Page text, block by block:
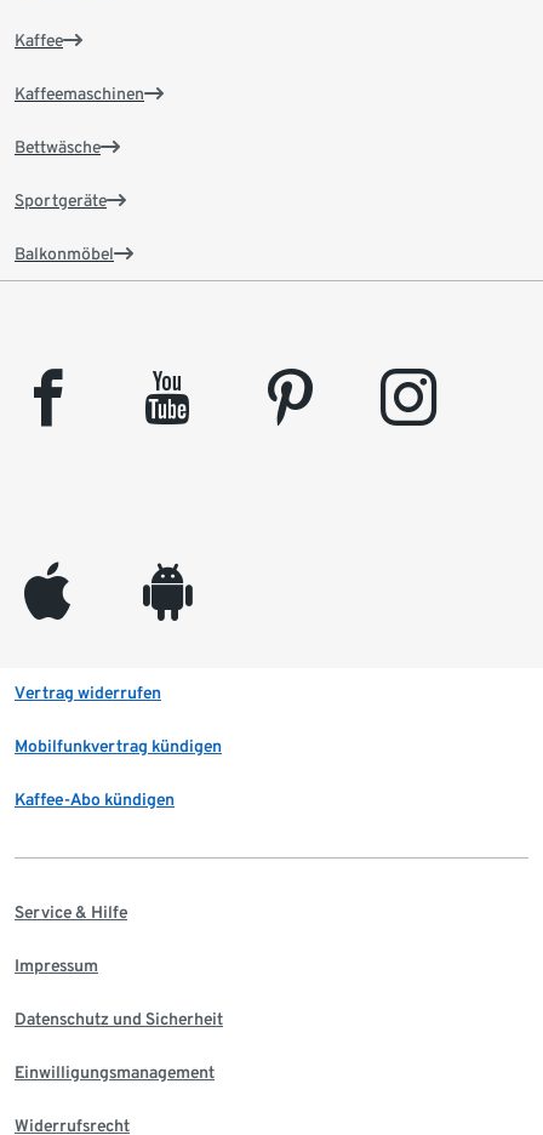
Kaffee
Kaffeemaschinen
Bettwäsche
Sportgeräte
Balkonmöbel
facebook youtube pinterest instagram
appleinc android
Vertrag widerrufen
Mobilfunkvertrag kündigen
Kaffee-Abo kündigen
Service & Hilfe
Impressum
Datenschutz und Sicherheit
Einwilligungsmanagement
Widerrufsrecht